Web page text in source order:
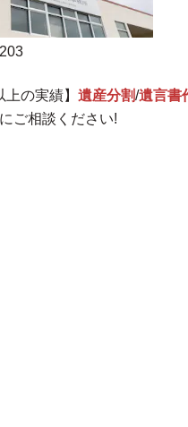
上の実績】 遺産分割/遺言書
ご相談ください!